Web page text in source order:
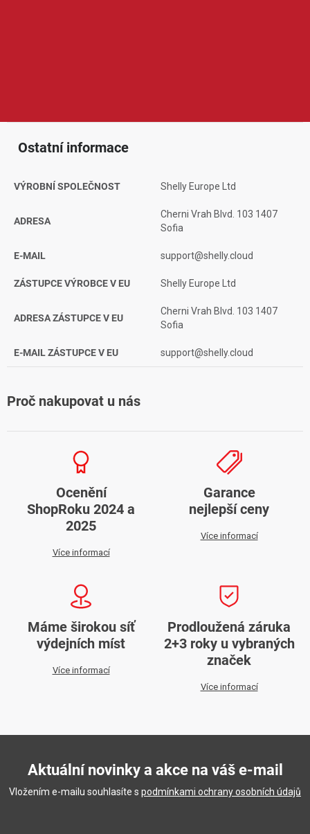
Ostatní informace
VÝROBNÍ SPOLEČNOST Shelly Europe Ltd
ADRESA
Cherni Vrah Blvd. 103 1407
Sofia
E-MAIL support@shelly.cloud
ZÁSTUPCE VÝROBCE V EU Shelly Europe Ltd
ADRESA ZÁSTUPCE V EU
Cherni Vrah Blvd. 103 1407
Sofia
E-MAIL ZÁSTUPCE V EU support@shelly.cloud
Proč nakupovat u nás
Ocenění
ShopRoku 2024 a
2025
Více informací
Garance
nejlepší ceny
Více informací
Máme širokou síť
výdejních míst
Více informací
Prodloužená záruka
2+3 roky u vybraných
značek
Více informací
Aktuální novinky a akce na váš e-mail
Vložením e-mailu souhlasíte s podmínkami ochrany osobních údajů